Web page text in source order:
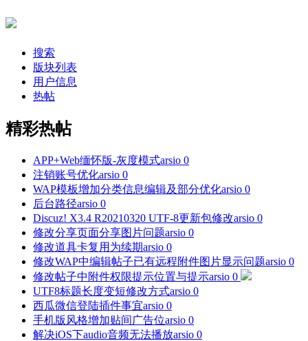
搜索
版块列表
用户信息
热帖
精彩热帖
APP+Web缅怀版-灰度模式arsio 0
注销账号优化arsio 0
WAP模板增加分类信息编辑及部分优化arsio 0
后台路径arsio 0
Discuz! X3.4 R20210320 UTF-8更新包修改arsio 0
修改分享页面分享图片问题arsio 0
修改道具卡复用为续期arsio 0
修改WAP中编辑帖子已有远程附件图片显示问题arsio 0
修改帖子中附件权限提示位置与提示arsio 0
UTF8标题长度变短修改方式arsio 0
西瓜微信登陆插件事宜arsio 0
手机版风格增加贴间广告位arsio 0
解决iOS下audio音频无法播放arsio 0